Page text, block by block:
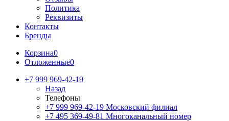
Политика
Реквизиты
Контакты
Бренды
Корзина0
Отложенные0
+7 999 969-42-19
Назад
Телефоны
+7 999 969-42-19 Московский филиал
+7 495 369-49-81 Многоканальный номер